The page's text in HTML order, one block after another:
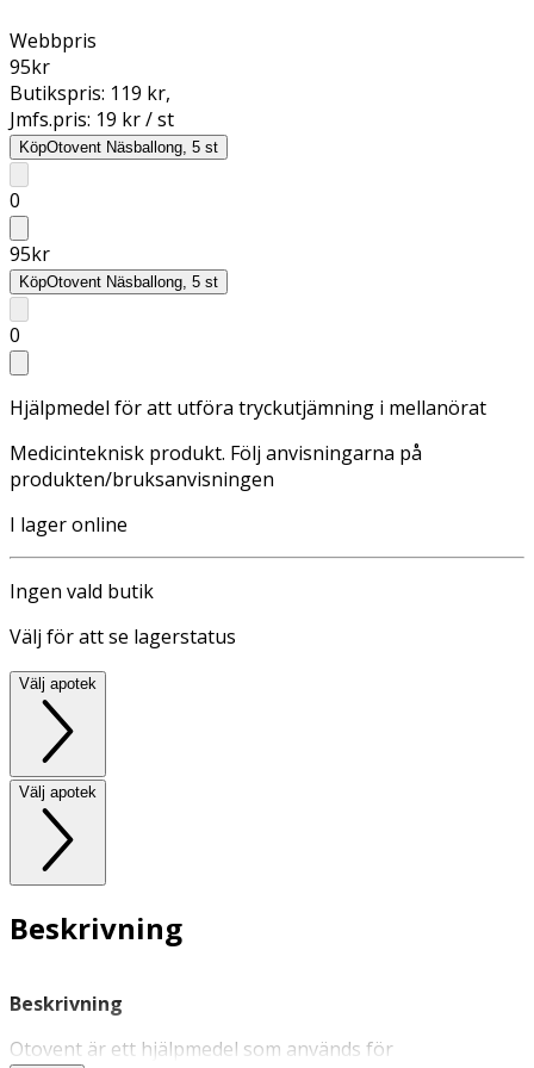
Webbpris
95kr
Butikspris: 119 kr,
Jmfs.pris: 19 kr / st
KöpOtovent Näsballong, 5 st
0
95kr
KöpOtovent Näsballong, 5 st
0
Hjälpmedel för att utföra tryckutjämning i mellanörat
Medicinteknisk produkt. Följ anvisningarna på
produkten/bruksanvisningen
I lager online
Ingen vald butik
Välj för att se lagerstatus
Välj apotek
Välj apotek
Beskrivning
Beskrivning
Otovent är ett hjälpmedel som används för